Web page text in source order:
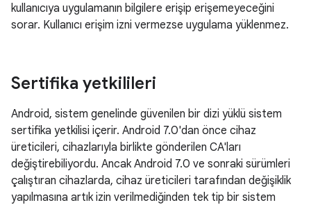
kullanıcıya uygulamanın bilgilere erişip erişemeyeceğini
sorar. Kullanıcı erişim izni vermezse uygulama yüklenmez.
Sertifika yetkilileri
Android, sistem genelinde güvenilen bir dizi yüklü sistem
sertifika yetkilisi içerir. Android 7.0'dan önce cihaz
üreticileri, cihazlarıyla birlikte gönderilen CA'ları
değiştirebiliyordu. Ancak Android 7.0 ve sonraki sürümleri
çalıştıran cihazlarda, cihaz üreticileri tarafından değişiklik
yapılmasına artık izin verilmediğinden tek tip bir sistem